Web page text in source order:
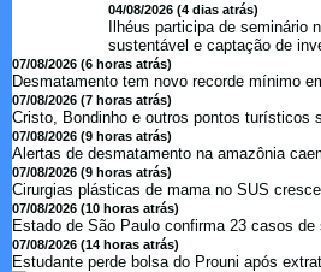
04/08/2026 (4 dias atrás)
Ilhéus participa de seminário
sustentável e captação de
07/08/2026 (6 horas atrás)
Desmatamento tem novo recorde mínimo
07/08/2026 (7 horas atrás)
Cristo, Bondinho e outros pontos turísticos
07/08/2026 (9 horas atrás)
Alertas de desmatamento na amazônia
07/08/2026 (9 horas atrás)
Cirurgias plásticas de mama no SUS
07/08/2026 (10 horas atrás)
Estado de São Paulo confirma 23 casos de
07/08/2026 (14 horas atrás)
Estudante perde bolsa do Prouni após